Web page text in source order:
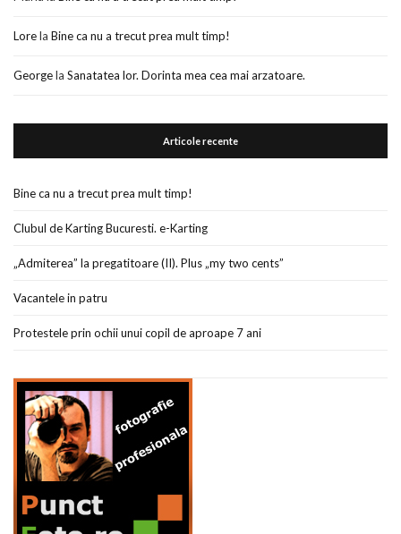
Lorela Bine ca nu a trecut prea mult timp!
Georgela Sanatatea lor. Dorinta mea cea mai arzatoare.
Articole recente
Bine ca nu a trecut prea mult timp!
Clubul de Karting Bucuresti. e-Karting
„Admiterea” la pregatitoare (II). Plus „my two cents”
Vacantele in patru
Protestele prin ochii unui copil de aproape 7 ani